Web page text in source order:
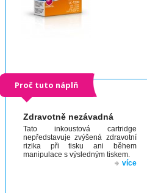
Proč tuto náplň
Zdravotně nezávadná
Tato inkoustová cartridge
nepředstavuje zvýšená zdravotní
rizika při tisku ani během
manipulace s výsledným tiskem.
více